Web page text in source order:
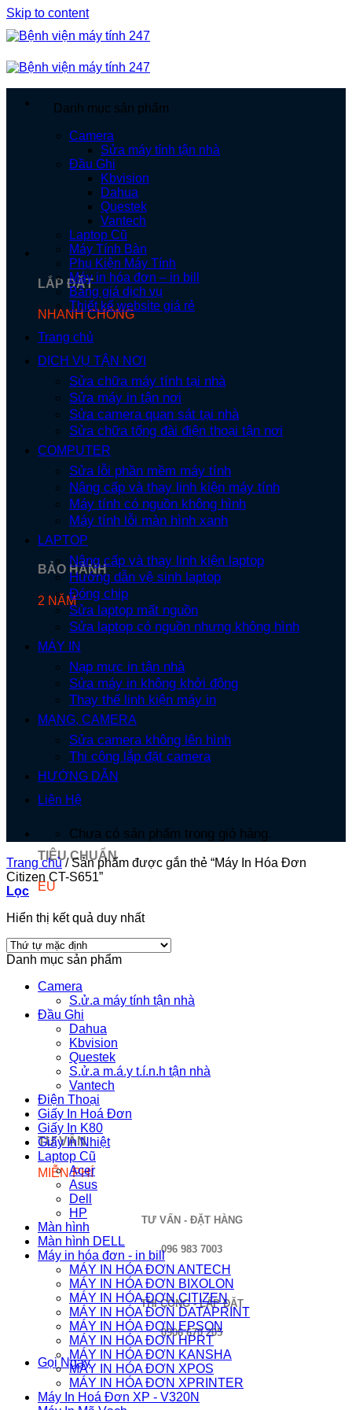
Skip to content
LẮP ĐẶT
NHANH CHÓNG
BẢO HÀNH
2 NĂM
TIÊU CHUẨN
EU
TƯ VẤN
MIỄN PHÍ
TƯ VẤN - ĐẶT HÀNG
096 983 7003
THI CÔNG - LẮP ĐẶT
0906 670 205
Gọi Ngay
Danh mục sản phẩm
Camera
Sửa máy tính tận nhà
Đầu Ghi
Kbvision
Dahua
Questek
Vantech
Laptop Cũ
Máy Tính Bàn
Phụ Kiện Máy Tính
Máy in hóa đơn – in bill
Bảng giá dịch vụ
Thiết kế website giá rẻ
Trang chủ
DỊCH VỤ TẬN NƠI
Sửa chữa máy tính tại nhà
Sửa máy in tận nơi
Sửa camera quan sát tại nhà
Sửa chữa tổng đài điện thoại tận nơi
COMPUTER
Sửa lỗi phần mềm máy tính
Nâng cấp và thay linh kiện máy tính
Máy tính có nguồn không hình
Máy tính lỗi màn hình xanh
LAPTOP
Nâng cấp và thay linh kiện laptop
Hướng dẫn vệ sinh laptop
Đóng chip
Sửa laptop mất nguồn
Sửa laptop có nguồn nhưng không hình
MÁY IN
Nạp mực in tận nhà
Sửa máy in không khởi động
Thay thế linh kiện máy in
MẠNG, CAMERA
Sửa camera không lên hình
Thi công lắp đặt camera
HƯỚNG DẪN
Liên Hệ
Chưa có sản phẩm trong giỏ hàng.
Trang chủ /Sản phẩm được gắn thẻ “Máy In Hóa Đơn
Citizen CT-S651”
Lọc
Hiển thị kết quả duy nhất
Danh mục sản phẩm
Camera
S.ử.a máy tính tận nhà
Đầu Ghi
Dahua
Kbvision
Questek
S.ử.a m.á.y t.í.n.h tận nhà
Vantech
Điện Thoại
Giấy In Hoá Đơn
Giấy In K80
Giấy In Nhiệt
Laptop Cũ
Acer
Asus
Dell
HP
Màn hình
Màn hình DELL
Máy in hóa đơn - in bill
MÁY IN HÓA ĐƠN ANTECH
MÁY IN HÓA ĐƠN BIXOLON
MÁY IN HÓA ĐƠN CITIZEN
MÁY IN HÓA ĐƠN DATAPRINT
MÁY IN HÓA ĐƠN EPSON
MÁY IN HÓA ĐƠN HPRT
MÁY IN HÓA ĐƠN KANSHA
MÁY IN HÓA ĐƠN XPOS
MÁY IN HÓA ĐƠN XPRINTER
Máy In Hoá Đơn XP - V320N